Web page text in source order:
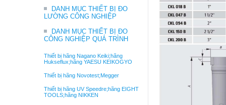
DANH MỤC THIẾT BỊ ĐO
LƯỜNG CÔNG NGHIỆP
DANH MỤC THIẾT BỊ ĐO
CÔNG NGHIỆP QUÁ TRÌNH
Thiết bị hãng Nagano Keiki;hãng
Hukseflux;hãng YAESU KEIKOGYO
Thiết bị hãng Novotest;Megger
Thiết bị hãng UV Speedre;hãng EIGHT
TOOLS;hãng NIKKEN